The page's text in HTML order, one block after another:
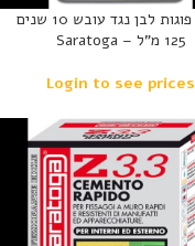
מילוי פוגות לבן נגד עובש 10 שנים
125 מ”ל – Saratoga
Login to see prices